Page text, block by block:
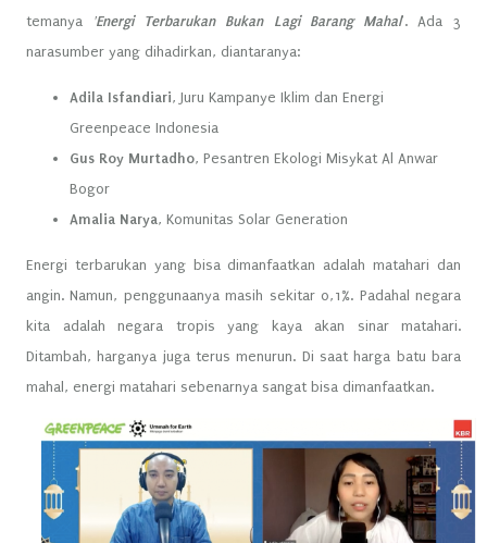
temanya
'Energi Terbarukan Bukan Lagi Barang Mahal'. Ada 3
narasumber yang dihadirkan, diantaranya:
Adila Isfandiari, Juru Kampanye Iklim dan Energi
Greenpeace Indonesia
Gus Roy Murtadho, Pesantren Ekologi Misykat Al Anwar
Bogor
Amalia Narya, Komunitas Solar Generation
Energi terbarukan yang bisa dimanfaatkan adalah matahari dan
angin. Namun, penggunaanya masih sekitar 0,1%. Padahal negara
kita adalah negara tropis yang kaya akan sinar matahari.
Ditambah, harganya juga terus menurun. Di saat harga batu bara
mahal, energi matahari sebenarnya sangat bisa dimanfaatkan.